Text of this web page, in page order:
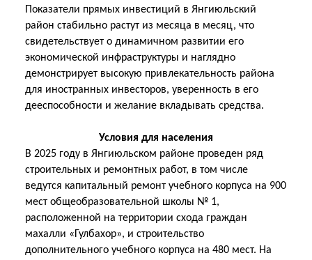
Показатели прямых инвестиций в Янгиюльский
район стабильно растут из месяца в месяц, что
свидетельствует о динамичном развитии его
экономической инфраструктуры и наглядно
демонстрирует высокую привлекательность района
для иностранных инвесторов, уверенность в его
дееспособности и желание вкладывать средства.
Условия для населения
В 2025 году в Янгиюльском районе проведен ряд
строительных и ремонтных работ, в том числе
ведутся капитальный ремонт учебного корпуса на 900
мест общеобразовательной школы № 1,
расположенной на территории схода граждан
махалли «Гулбахор», и строительство
дополнительного учебного корпуса на 480 мест. На